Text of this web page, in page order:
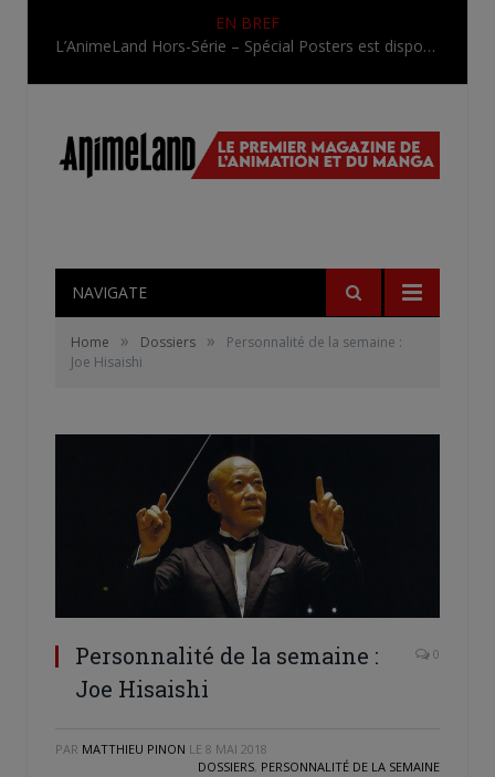
EN BREF
Une nouvelle série TV Digimon en préparation pour 2027
NAVIGATE
Home » Dossiers »
Personnalité de la semaine :
Joe Hisaishi
Personnalité de la semaine :
Joe Hisaishi
0
PAR MATTHIEU PINON LE 8 MAI 2018
DOSSIERS, PERSONNALITÉ DE LA SEMAINE